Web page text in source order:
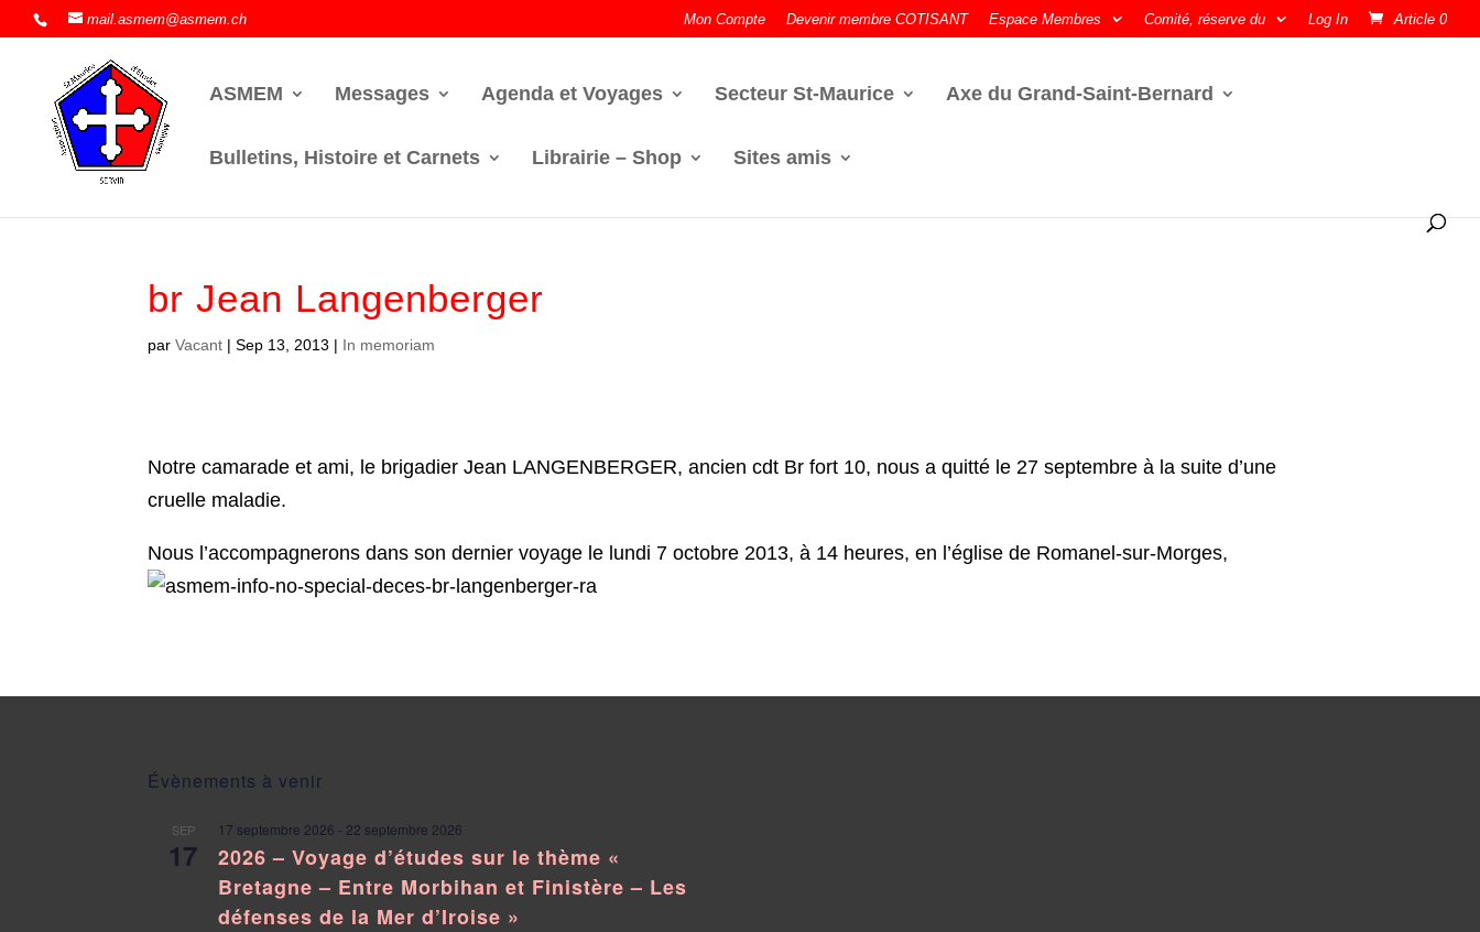
mail.asmem@asmem.ch Mon Compte Devenir membre COTISANT Espace Membres Comité, réserve du Log In Article 0
ASMEM Messages Agenda et Voyages Secteur St-Maurice Axe du Grand-Saint-Bernard
Bulletins, Histoire et Carnets Librairie – Shop Sites amis
br Jean Langenberger
parVacant |Sep 13, 2013 | In memoriam
Notre camarade et ami, le brigadier Jean LANGENBERGER, ancien cdt Br fort 10, nous a quitté le 27 septembre à la suite d’une
cruelle maladie.
Nous l’accompagnerons dans son dernier voyage le lundi 7 octobre 2013, à 14 heures, en l’église de Romanel-sur-Morges,
Évènements à venir
SEP
17
17 septembre 2026 - 22 septembre 2026
2026 – Voyage d’études sur le thème «
Bretagne – Entre Morbihan et Finistère – Les
défenses de la Mer d’Iroise »